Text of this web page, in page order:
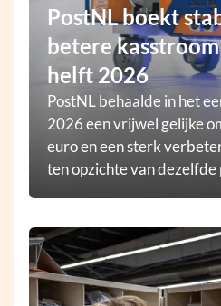
PostNL boekt
betere
helft 2026
PostNL behaalde in het
2026 een vrijwel gelijke
euro en een sterk
ten opzichte van